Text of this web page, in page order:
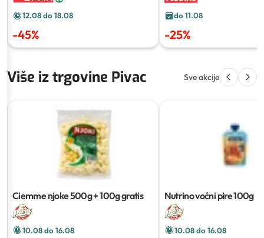
12.08 do 18.08
-45%
do 11.08
-25%
Više iz trgovine Pivac Sve akcije
Ciemme njoke500g + 100g gratis
10.08 do 16.08
Nutrino voćni pire100g
10.08 do 16.08